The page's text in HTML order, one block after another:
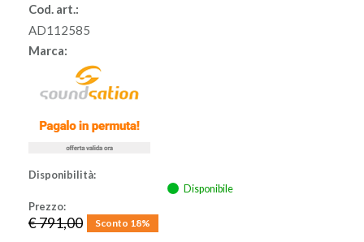
Cod. art.:
AD112585
Marca:
Disponibilità:
Disponibile
Prezzo:
€ 791,00 Sconto 18%